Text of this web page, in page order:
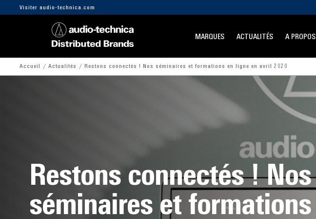
Visiter audio-technica.com
MARQUES ACTUALITÉS A PROPOS
Accueil Actualités Restons connectés ! Nos séminaires et formations en ligne en avril 2020
Restons connectés ! Nos
séminaires et formations